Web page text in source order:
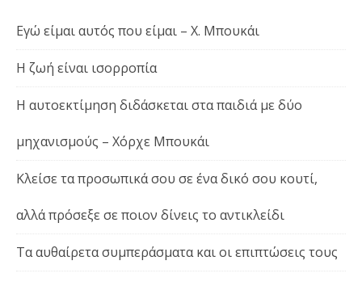
Εγώ είμαι αυτός που είμαι – Χ. Μπουκάι
Η ζωή είναι ισορροπία
Η αυτοεκτίμηση διδάσκεται στα παιδιά με δύο
μηχανισμούς – Χόρχε Μπουκάι
Κλείσε τα προσωπικά σου σε ένα δικό σου κουτί,
αλλά πρόσεξε σε ποιον δίνεις το αντικλείδι
Τα αυθαίρετα συμπεράσματα και οι επιπτώσεις τους